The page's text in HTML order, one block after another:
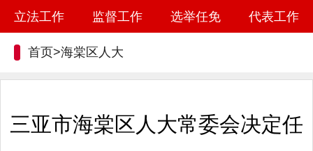
立法工作 监督工作 选举任免 代表工作
首页>海棠区人大
三亚市海棠区人大常委会决定任